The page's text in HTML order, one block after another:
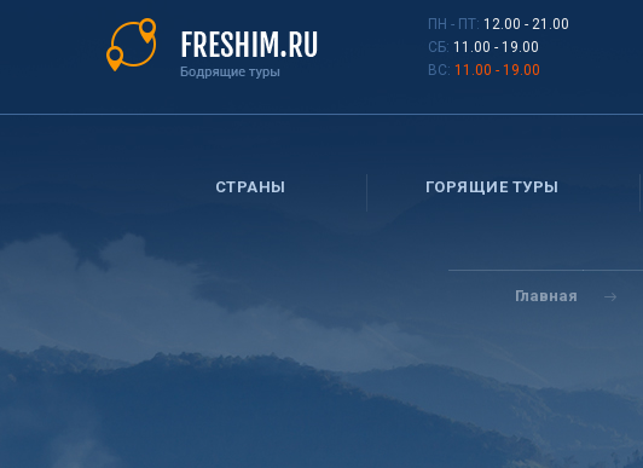
ПН - ПТ: 12.00 - 21.00
СБ: 11.00 - 19.00
ВС: 11.00 - 19.00
СТРАНЫ ГОРЯЩИЕ ТУРЫ
Вы
здесь
Главная